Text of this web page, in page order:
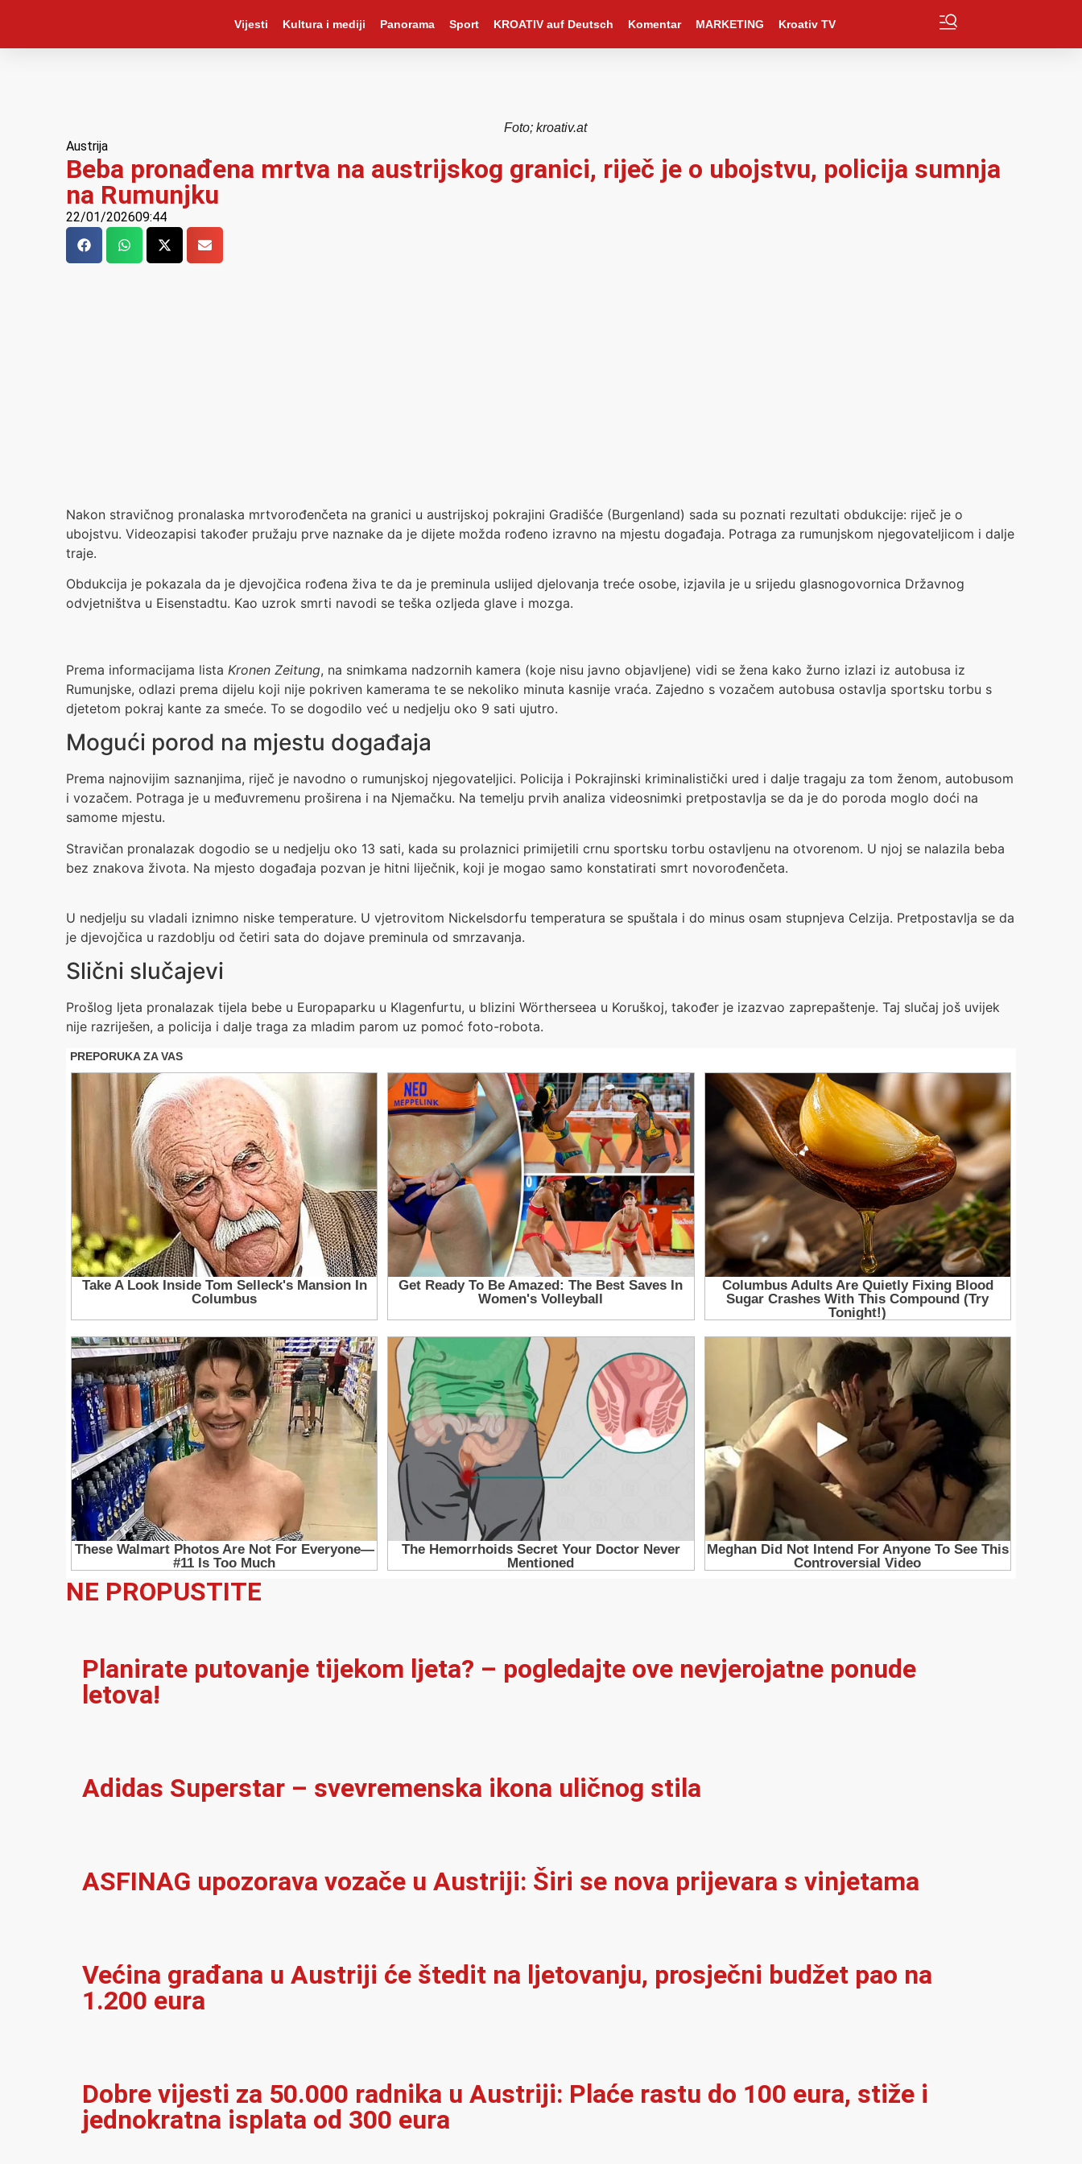
Vijesti Kultura i mediji Panorama Sport KROATIV auf Deutsch Komentar MARKETING Kroativ TV
Foto; kroativ.at
Austrija
Beba pronađena mrtva na austrijskog granici, riječ je o ubojstvu, policija sumnja
na Rumunjku
22/01/202609:44
Nakon stravičnog pronalaska mrtvorođenčeta na granici u austrijskoj pokrajini Gradišće (Burgenland) sada su poznati rezultati obdukcije: riječ je o
ubojstvu. Videozapisi također pružaju prve naznake da je dijete možda rođeno izravno na mjestu događaja. Potraga za rumunjskom njegovateljicom i dalje
traje.
Obdukcija je pokazala da je djevojčica rođena živa te da je preminula uslijed djelovanja treće osobe, izjavila je u srijedu glasnogovornica Državnog
odvjetništva u Eisenstadtu. Kao uzrok smrti navodi se teška ozljeda glave i mozga.
Prema informacijama lista Kronen Zeitung, na snimkama nadzornih kamera (koje nisu javno objavljene) vidi se žena kako žurno izlazi iz autobusa iz
Rumunjske, odlazi prema dijelu koji nije pokriven kamerama te se nekoliko minuta kasnije vraća. Zajedno s vozačem autobusa ostavlja sportsku torbu s
djetetom pokraj kante za smeće. To se dogodilo već u nedjelju oko 9 sati ujutro.
Mogući porod na mjestu događaja
Prema najnovijim saznanjima, riječ je navodno o rumunjskoj njegovateljici. Policija i Pokrajinski kriminalistički ured i dalje tragaju za tom ženom, autobusom
i vozačem. Potraga je u međuvremenu proširena i na Njemačku. Na temelju prvih analiza videosnimki pretpostavlja se da je do poroda moglo doći na
samome mjestu.
Stravičan pronalazak dogodio se u nedjelju oko 13 sati, kada su prolaznici primijetili crnu sportsku torbu ostavljenu na otvorenom. U njoj se nalazila beba
bez znakova života. Na mjesto događaja pozvan je hitni liječnik, koji je mogao samo konstatirati smrt novorođenčeta.
U nedjelju su vladali iznimno niske temperature. U vjetrovitom Nickelsdorfu temperatura se spuštala i do minus osam stupnjeva Celzija. Pretpostavlja se da
je djevojčica u razdoblju od četiri sata do dojave preminula od smrzavanja.
Slični slučajevi
Prošlog ljeta pronalazak tijela bebe u Europaparku u Klagenfurtu, u blizini Wörtherseea u Koruškoj, također je izazvao zaprepaštenje. Taj slučaj još uvijek
nije razriješen, a policija i dalje traga za mladim parom uz pomoć foto-robota.
NE PROPUSTITE
Planirate putovanje tijekom ljeta? – pogledajte ove nevjerojatne ponude
letova!
Adidas Superstar – svevremenska ikona uličnog stila
ASFINAG upozorava vozače u Austriji: Širi se nova prijevara s vinjetama
Većina građana u Austriji će štedit na ljetovanju, prosječni budžet pao na
1.200 eura
Dobre vijesti za 50.000 radnika u Austriji: Plaće rastu do 100 eura, stiže i
jednokratna isplata od 300 eura